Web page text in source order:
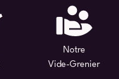
Notre
Vide-Grenier